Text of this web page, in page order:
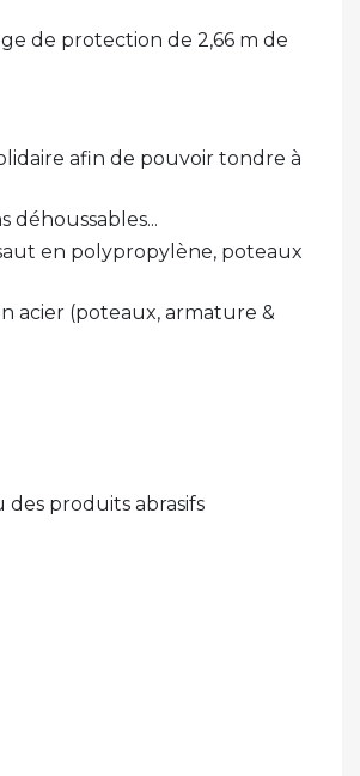
de protection de 2,66 m de
afin de pouvoir tondre à
déhoussables...
en polypropylène, poteaux
acier (poteaux, armature &
produits abrasifs